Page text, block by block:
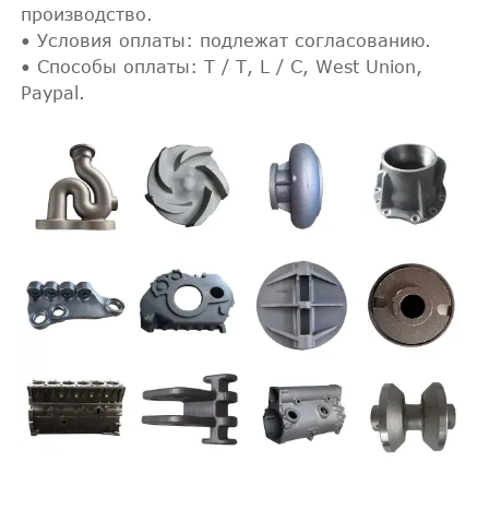
производство.
• Условия оплаты: подлежат согласованию.
• Способы оплаты: T / T, L / C, West Union,
Paypal.